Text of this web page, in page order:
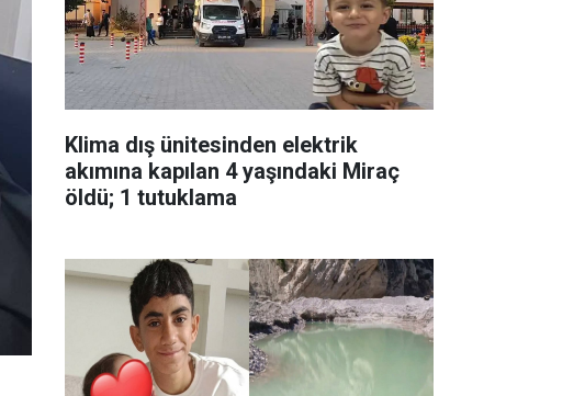
Klima dış ünitesinden elektrik
akımına kapılan 4 yaşındaki Miraç
öldü; 1 tutuklama